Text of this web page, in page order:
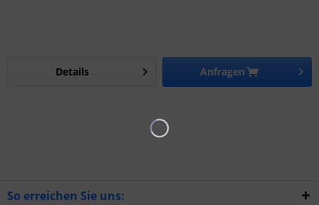
Details Anfragen
So erreichen Sie uns: